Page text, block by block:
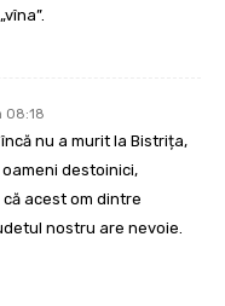
08:18
nu a murit la Bistrița,
destoinici,
acest om dintre
nostru are nevoie.